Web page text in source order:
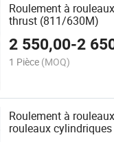
Roulement à
thrust (811/630M)
2 550,00-2
1 Pièce (MOQ)
Roulement à
rouleaux